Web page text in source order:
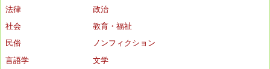
法律
政治
社会
教育・福祉
民俗
ノンフィクション
言語学
文学